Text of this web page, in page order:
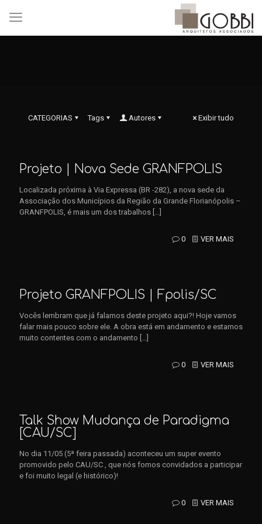
CATEGORIAS Tags Autores Exibir tudo
Projeto | Nova Sede GRANFPOLIS
Localizada próxima à Via Expressa (BR -282), a nova sede da
Associação dos Municípios da Região da Grande Florianópolis –
GRANFPOLIS, é mais um dos trabalhos […]
0 VER MAIS
Projeto GRANFPOLIS | Fpolis/SC
Vocês lembram que já falamos deste projeto aqui?! Hoje vamos
falar mais pouco sobre ele. A obra está em andamento e estamos
muito contentes com o andamento […]
0 VER MAIS
Talk Show Mudança de Paradigma
[CAU/SC]
No dia 11/05 (5ª feira passada) aconteceu um super evento
promovido pelo CAU/SC , que nós fomos convidados a participar
e foi muito legal (e histórico)!
0 VER MAIS